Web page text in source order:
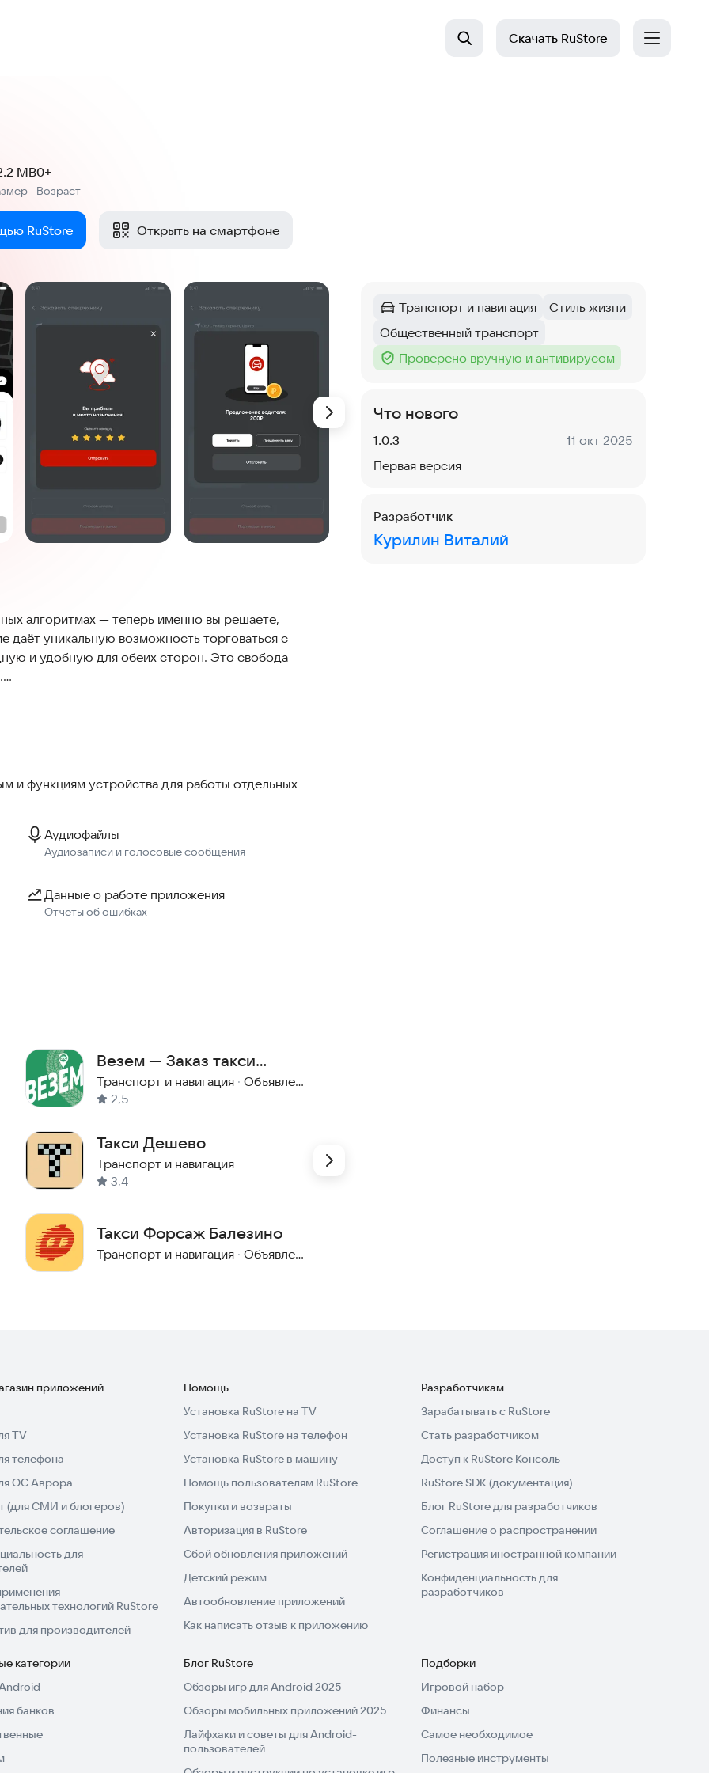
Скачать RuStore
MB
Возраст
0+
RuStore Открыть на смартфоне
алгоритмах — теперь именно вы решаете,
даёт уникальную возможность торговаться с
и удобную для обеих сторон. Это свобода
времени.
ценой.
цену.
сервиса.
маршрутов.
договориться о цене, которая устраивает и
новый формат поездок, где цена зависит не
людьми!
и функциям устройства для работы отдельных
Аудиофайлы
Аудиозаписи и голосовые сообщения
Данные о работе приложения
Отчеты об ошибках
Везем — Заказ такси
доставка
Транспорт и навигация · Объявления и услуги
2,5
Такси Дешево
Транспорт и навигация
3,4
Такси Форсаж Балезино
Транспорт и навигация · Объявления и услуги
Категория:
Транспорт и навигация
Тег:
Стиль жизни
Тег:
Общественный транспорт
Тег :
Проверено вручную и антивирусом
Что нового
Версия:
1.0.3 Дата:
11 окт 2025
Первая версия
Разработчик
Курилин Виталий
приложений
TV
телефона
ОС Аврора
(для СМИ и блогеров)
соглашение
для
технологий RuStore
для производителей
Помощь
Установка RuStore на TV
Установка RuStore на телефон
Установка RuStore в машину
Помощь пользователям RuStore
Покупки и возвраты
Авторизация в RuStore
Сбой обновления приложений
Детский режим
Автообновление приложений
Как написать отзыв к приложению
Разработчикам
Зарабатывать с RuStore
Стать разработчиком
Доступ к RuStore Консоль
RuStore SDK (документация)
Блог RuStore для разработчиков
Соглашение о распространении
Регистрация иностранной компании
Конфиденциальность для
разработчиков
категории
банков
Блог RuStore
Обзоры игр для Android 2025
Обзоры мобильных приложений 2025
Лайфхаки и советы для Android-
пользователей
Подборки
Игровой набор
Финансы
Самое необходимое
Полезные инструменты